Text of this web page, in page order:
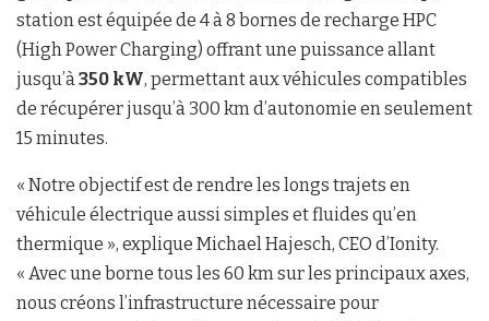
station est équipée de 4 à 8 bornes de recharge HPC
(High Power Charging) offrant une puissance allant
jusqu’à350 kW, permettant aux véhicules compatibles
de récupérer jusqu’à 300 km d’autonomie en seulement
15 minutes.
« Notre objectif est de rendre les longs trajets en
véhicule électrique aussi simples et fluides qu’en
thermique », explique Michael Hajesch, CEO d’Ionity.
« Avec une borne tous les 60 km sur les principaux axes,
nous créons l’infrastructure nécessaire pour